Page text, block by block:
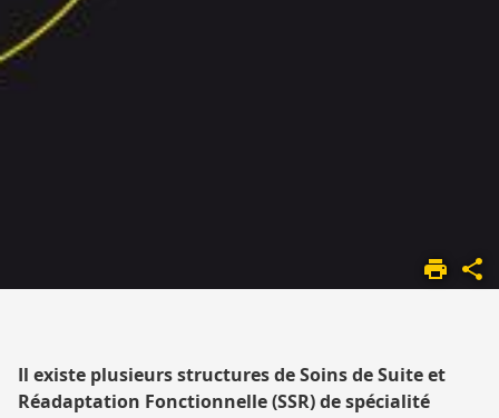
Il existe plusieurs structures de Soins de Suite et
Réadaptation Fonctionnelle (SSR) de spécialité